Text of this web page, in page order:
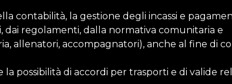
contabilità, la gestione degli incassi e
dai regolamenti, dalla normativa comunitaria e
allenatori, accompagnatori), anche al fine di
possibilità di accordi per trasporti e di valide